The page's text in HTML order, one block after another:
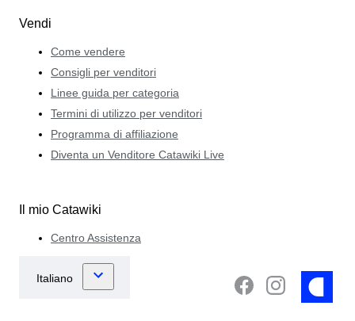
Vendi
Come vendere
Consigli per venditori
Linee guida per categoria
Termini di utilizzo per venditori
Programma di affiliazione
Diventa un Venditore Catawiki Live
Il mio Catawiki
Centro Assistenza